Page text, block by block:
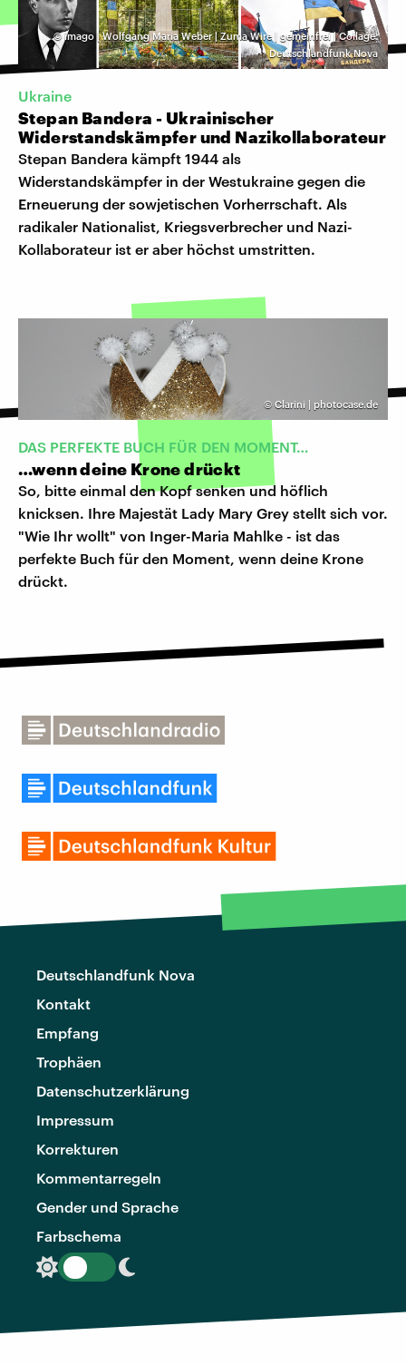
©imago | Wolfgang Maria Weber | Zuma Wire | gemeinfrei | Collage:
Deutschlandfunk Nova
Ukraine
Stepan Bandera - Ukrainischer
Widerstandskämpfer und Nazikollaborateur
Stepan Bandera kämpft 1944 als
Widerstandskämpfer in der Westukraine gegen die
Erneuerung der sowjetischen Vorherrschaft. Als
radikaler Nationalist, Kriegsverbrecher und Nazi-
Kollaborateur ist er aber höchst umstritten.
© Clarini | photocase.de
DAS PERFEKTE BUCH FÜR DEN MOMENT…
…wenn deine Krone drückt
So, bitte einmal den Kopf senken und höflich
knicksen. Ihre Majestät Lady Mary Grey stellt sich vor.
"Wie Ihr wollt" von Inger-Maria Mahlke - ist das
perfekte Buch für den Moment, wenn deine Krone
drückt.
Deutschlandfunk Nova
Kontakt
Empfang
Trophäen
Datenschutzerklärung
Impressum
Korrekturen
Kommentarregeln
Gender und Sprache
Farbschema